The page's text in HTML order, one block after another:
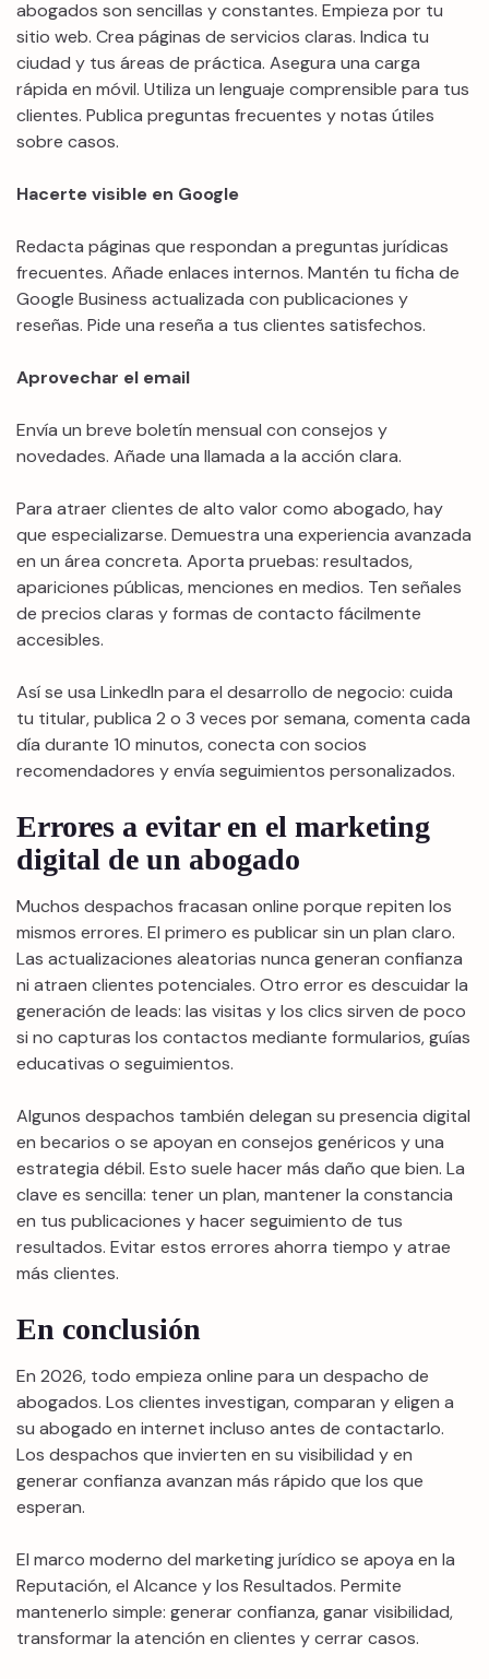
abogados son sencillas y constantes. Empieza por tu
sitio web. Crea páginas de servicios claras. Indica tu
ciudad y tus áreas de práctica. Asegura una carga
rápida en móvil. Utiliza un lenguaje comprensible para tus
clientes. Publica preguntas frecuentes y notas útiles
sobre casos.
Hacerte visible en Google
Redacta páginas que respondan a preguntas jurídicas
frecuentes. Añade enlaces internos. Mantén tu ficha de
Google Business actualizada con publicaciones y
reseñas. Pide una reseña a tus clientes satisfechos.
Aprovechar el email
Envía un breve boletín mensual con consejos y
novedades. Añade una llamada a la acción clara.
Para atraer clientes de alto valor como abogado, hay
que especializarse. Demuestra una experiencia avanzada
en un área concreta. Aporta pruebas: resultados,
apariciones públicas, menciones en medios. Ten señales
de precios claras y formas de contacto fácilmente
accesibles.
Así se usa LinkedIn para el desarrollo de negocio: cuida
tu titular, publica 2 o 3 veces por semana, comenta cada
día durante 10 minutos, conecta con socios
recomendadores y envía seguimientos personalizados.
Errores a evitar en el marketing
digital de un abogado
Muchos despachos fracasan online porque repiten los
mismos errores. El primero es publicar sin un plan claro.
Las actualizaciones aleatorias nunca generan confianza
ni atraen clientes potenciales. Otro error es descuidar la
generación de leads: las visitas y los clics sirven de poco
si no capturas los contactos mediante formularios, guías
educativas o seguimientos.
Algunos despachos también delegan su presencia digital
en becarios o se apoyan en consejos genéricos y una
estrategia débil. Esto suele hacer más daño que bien. La
clave es sencilla: tener un plan, mantener la constancia
en tus publicaciones y hacer seguimiento de tus
resultados. Evitar estos errores ahorra tiempo y atrae
más clientes.
En conclusión
En 2026, todo empieza online para un despacho de
abogados. Los clientes investigan, comparan y eligen a
su abogado en internet incluso antes de contactarlo.
Los despachos que invierten en su visibilidad y en
generar confianza avanzan más rápido que los que
esperan.
El marco moderno del marketing jurídico se apoya en la
Reputación, el Alcance y los Resultados. Permite
mantenerlo simple: generar confianza, ganar visibilidad,
transformar la atención en clientes y cerrar casos.